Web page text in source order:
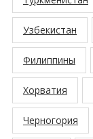
Узбекистан
Филиппины
Хорватия
Черногория